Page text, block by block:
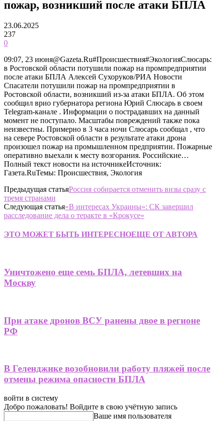
пожар, возникший после атаки БПЛА
23.06.2025
237
0
09:07, 23 июня@Gazeta.Ru#Происшествия#ЭкологияСлюсарь:
в Ростовской области потушили пожар на промпредприятии
после атаки БПЛА Алексей Сухоруков/РИА Новости
Спасатели потушили пожар на промпредприятии в
Ростовской области, возникший из-за атаки БПЛА. Об этом
сообщил врио губернатора региона Юрий Слюсарь в своем
Telegram-канале . Информации о пострадавших на данный
момент не поступало. Масштабы повреждений также пока
неизвестны. Примерно в 3 часа ночи Слюсарь сообщал , что
на севере Ростовской области в результате атаки дрона
произошел пожар на промышленном предприятии. Пожарные
оперативно выехали к месту возгорания. Российские…
Полный текст новости на источникеИсточник:
Газета.RuТемы: Происшествия, Экология
Предыдущая статьяРоссия собирается отменить визы сразу с
тремя странами
Следующая статья«В интересах Украины»: СК завершил
расследование дела о теракте в «Крокусе»
ЭТО МОЖЕТ БЫТЬ ИНТЕРЕСНОЕЩЕ ОТ АВТОРА
Уничтожено еще семь БПЛА, летевших на
Москву
При атаке дронов ВСУ ранены двое в регионе
РФ
В Геленджике возобновили работу пляжей после
отмены режима опасности БПЛА
войти в систему
Добро пожаловать! Войдите в свою учётную запись
Ваше имя пользователя